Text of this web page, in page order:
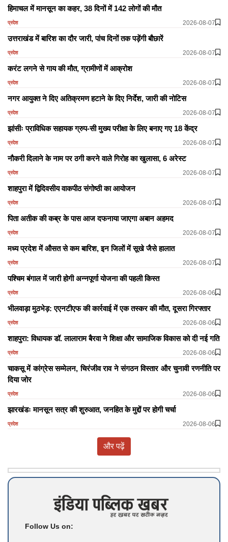
हिमाचल में मानसून का कहर, 38 दिनों में 142 लोगों की मौत
प्रदेश 2026-08-07
उत्तराखंड में बारिश का दौर जारी, पांच दिनों तक पड़ेंगी बौछारें
प्रदेश 2026-08-07
करंट लगने से गाय की मौत, ग्रामीणों में आक्रोश
प्रदेश 2026-08-07
नगर आयुक्त ने दिए अतिक्रमण हटाने के दिए निर्देश, जारी की नोटिस
प्रदेश 2026-08-07
झांसीः प्राविधिक सहायक ग्रुप-सी मुख्य परीक्षा के लिए बनाए गए 18 केंद्र
प्रदेश 2026-08-07
नौकरी दिलाने के नाम पर ठगी करने वाले गिरोह का खुलासा, 6 अरेस्ट
प्रदेश 2026-08-07
शाहपुरा में द्विदिवसीय वाकपीठ संगोष्ठी का आयोजन
प्रदेश 2026-08-07
पिता अतीक की कब्र के पास आज दफनाया जाएगा अबान अहमद
प्रदेश 2026-08-07
मध्य प्रदेश में औसत से कम बारिश, इन जिलों में सूखे जैसे हालात
प्रदेश 2026-08-07
पश्चिम बंगाल में जारी होगी अन्नपूर्णा योजना की पहली किस्त
प्रदेश 2026-08-06
भीलवाड़ा मुठभेड़: एएनटीएफ की कार्रवाई में एक तस्कर की मौत, दूसरा गिरफ्तार
प्रदेश 2026-08-06
शाहपुरा: विधायक डॉ. लालाराम बैरवा ने शिक्षा और सामाजिक विकास को दी नई गति
प्रदेश 2026-08-06
चाकसू में कांग्रेस सम्मेलन, चिरंजीव राव ने संगठन विस्तार और चुनावी रणनीति पर
दिया जोर
प्रदेश 2026-08-06
झारखंडः मानसून सत्र की शुरुआत, जनहित के मुद्दों पर होगी चर्चा
प्रदेश 2026-08-06
और पढ़ें
Follow Us on: